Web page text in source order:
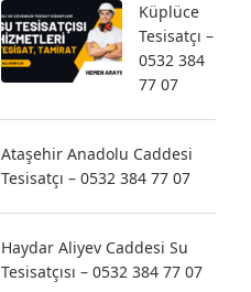
Küplüce
Tesisatçı –
0532 384
77 07
Ataşehir Anadolu Caddesi
Tesisatçı – 0532 384 77 07
Haydar Aliyev Caddesi Su
Tesisatçısı – 0532 384 77 07